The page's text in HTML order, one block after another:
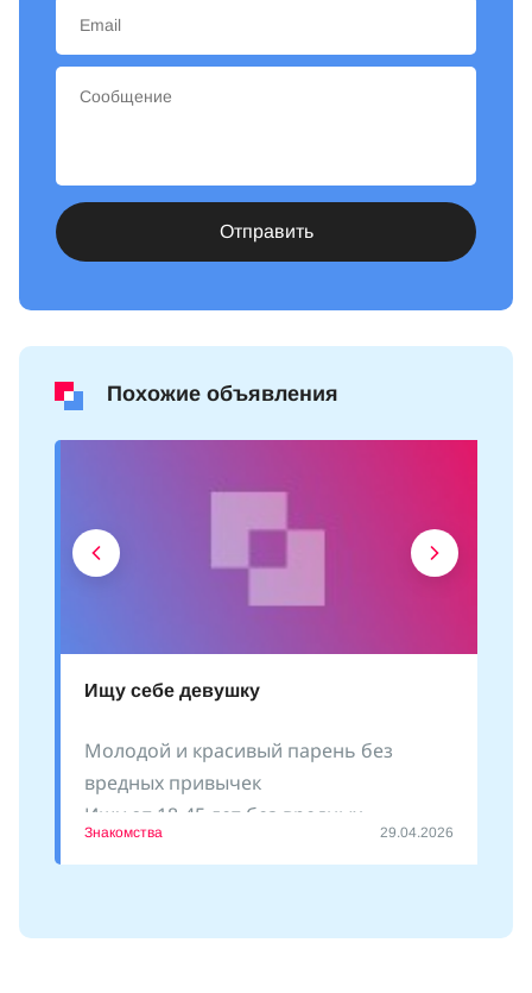
Отправить
Похожие объявления
Ищу себе девушку
Молодой и красивый парень без
вредных привычек
Ищу от 18-45 лет без вредных
привычек
Знакомства 29.04.2026